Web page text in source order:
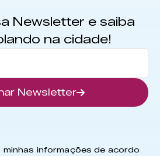
Newsletter e saiba
na cidade!
Newsletter
informações de acordo